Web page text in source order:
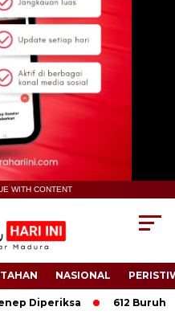
WITH CONTENT
NASIONAL
Diperiksa 612 Buruh